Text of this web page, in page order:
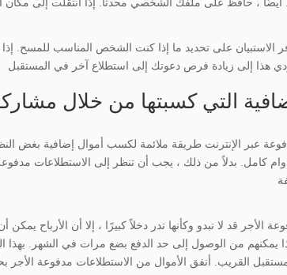
الاستبيان على تحديد ما إذا كنت الشخص المناسب للمسح.
التي كسبتها من خلال
عبر الإنترنت طريقة ملائمة لكسب أموال إضافية بغض
كامل. بدلاً من ذلك ، يجب أن تنظر إلى الاستطلاعات
قد لا تبدو وكأنها تدر دخلاً كبيرًا ، إلا أن الأرباح
يمكنهم من الوصول إلى حد الدفع بضع مرات في الشهر. بهذا
القريب. أنفق الأموال من الاستطلاعات مدفوعة الأجر